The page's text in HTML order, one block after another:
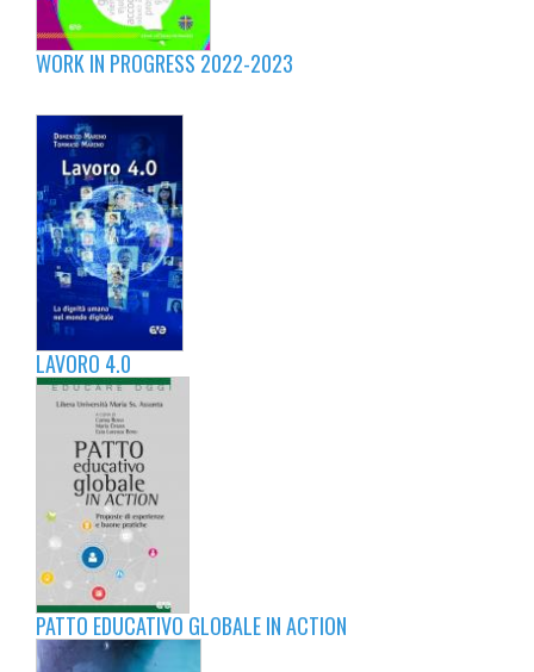
WORK IN PROGRESS 2022-2023
LAVORO 4.0
PATTO EDUCATIVO GLOBALE IN ACTION